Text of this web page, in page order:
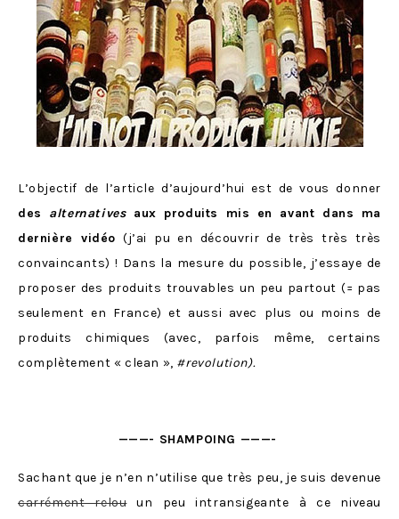
L’objectif de l’article d’aujourd’hui est de vous donner
des alternativesaux produits mis en avant dans ma
dernière vidéo (j’ai pu en découvrir de très très très
convaincants) ! Dans la mesure du possible, j’essaye de
proposer des produits trouvables un peu partout (= pas
seulement en France) et aussi avec plus ou moins de
produits chimiques (avec, parfois même, certains
complètement « clean », #revolution).
———- SHAMPOING ———-
Sachant que je n’en n’utilise que très peu, je suis devenue
carrément relouun peu intransigeante à ce niveau